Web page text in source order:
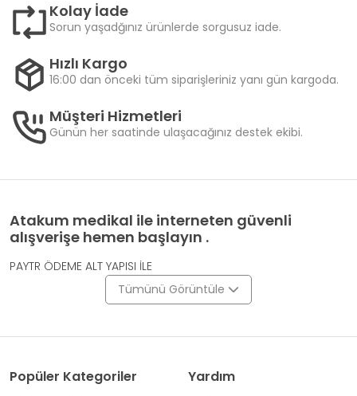
Kolay İade
Sorun yaşadğınız ürünlerde sorgusuz iade.
Hızlı Kargo
16:00 dan önceki tüm siparişleriniz yanı gün kargoda.
Müşteri Hizmetleri
Günün her saatinde ulaşacağınız destek ekibi.
Atakum medikal ile interneten güvenli
alışverişe hemen başlayın .
PAYTR ÖDEME ALT YAPISI İLE
Tümünü Görüntüle
Popüler Kategoriler Yardım